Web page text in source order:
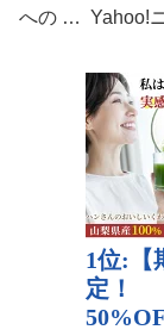
への … Yahoo!